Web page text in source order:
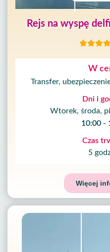
Rejs na wyspę
W
Transfer,
Dni i
Wtorek, środa,
10:00 -
Czas
5
Więcej